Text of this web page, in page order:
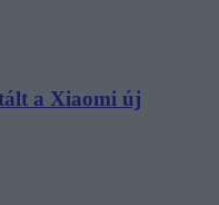
a Xiaomi új